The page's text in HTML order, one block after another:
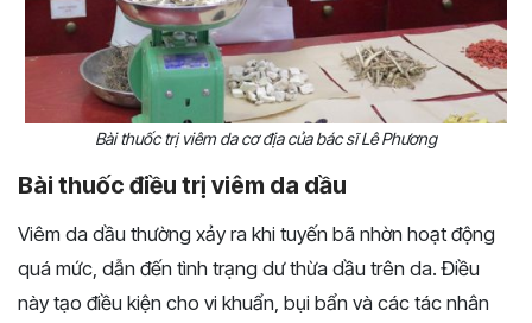
Bài thuốc trị viêm da cơ địa của bác sĩ Lê Phương
Bài thuốc điều trị viêm da dầu
Viêm da dầu thường xảy ra khi tuyến bã nhờn hoạt động
quá mức, dẫn đến tình trạng dư thừa dầu trên da. Điều
này tạo điều kiện cho vi khuẩn, bụi bẩn và các tác nhân